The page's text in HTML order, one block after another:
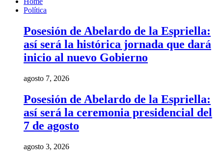
Política
Posesión de Abelardo de la Espriella:
así será la histórica jornada que dará
inicio al nuevo Gobierno
agosto 7, 2026
Posesión de Abelardo de la Espriella:
así será la ceremonia presidencial del
7 de agosto
agosto 3, 2026